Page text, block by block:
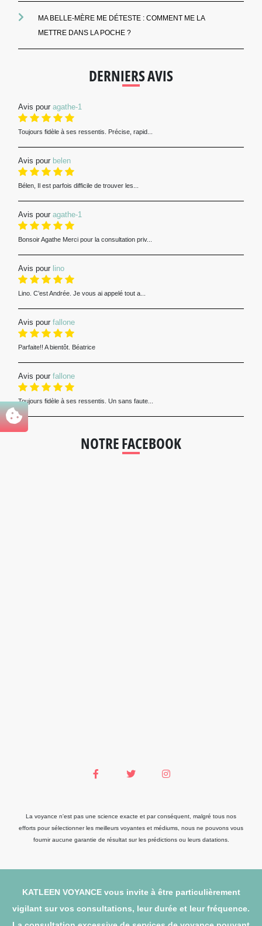
MA BELLE-MÈRE ME DÉTESTE : COMMENT ME LA
METTRE DANS LA POCHE ?
DERNIERS AVIS
Avis pour agathe-1
Toujours fidèle à ses ressentis. Précise, rapid...
Avis pour belen
Bélen, Il est parfois difficile de trouver les...
Avis pour agathe-1
Bonsoir Agathe Merci pour la consultation priv...
Avis pour lino
Lino. C’est Andrée. Je vous ai appelé tout a...
Avis pour fallone
Parfaite!! A bientôt. Béatrice
Avis pour fallone
Toujours fidèle à ses ressentis. Un sans faute...
NOTRE FACEBOOK
La voyance n'est pas une science exacte et par conséquent, malgré tous nos
efforts pour sélectionner les meilleurs voyantes et médiums, nous ne pouvons vous
fournir aucune garantie de résultat sur les prédictions ou leurs datations.
KATLEEN VOYANCE vous invite à être particulièrement
vigilant sur vos consultations, leur durée et leur fréquence.